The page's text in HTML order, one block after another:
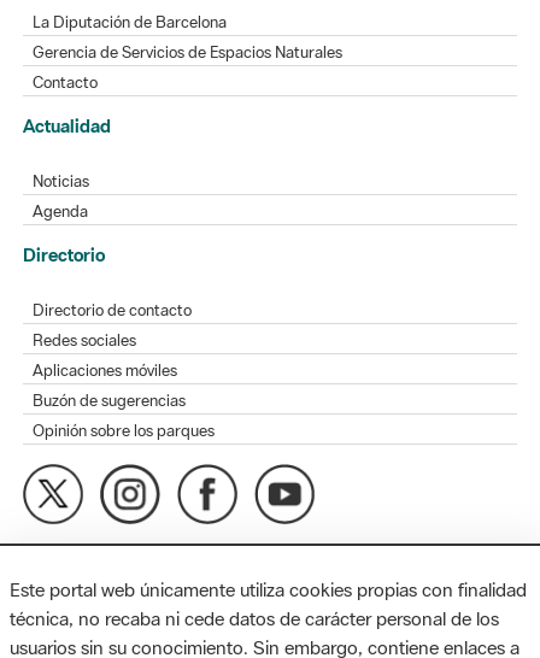
Noticias
Agenda
Directorio
Directorio de contacto
Redes sociales
Aplicaciones móviles
Opinión sobre los parques
MAPA WEB AVISO LEGAL ACCESIBILIDAD
Diputación de Barcelona. Edifici Llacuna, 1a planta. Badajoz, 49.
08005 Barcelona. Tel. 934 022 428 / xarxaparcs@diba.cat
Este portal web únicamente utiliza cookies propias con finalidad
técnica, no recaba ni cede datos de carácter personal de los
usuarios sin su conocimiento. Sin embargo, contiene enlaces a